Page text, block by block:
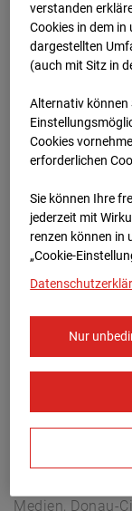
BC-
Arnulf Klett
Europe/Berlin
Medien, Donau-
ver­standen
Cookies in dem
dargestellten
(auch mit Sitz in
Alternativ können
Cookies
erforderlichen
Sie können Ihre
jederzeit mit
renzen können in
„Cookie-
Nur